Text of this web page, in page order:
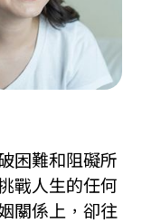
困難和阻礙所
戰人生的任何
關係上，卻往